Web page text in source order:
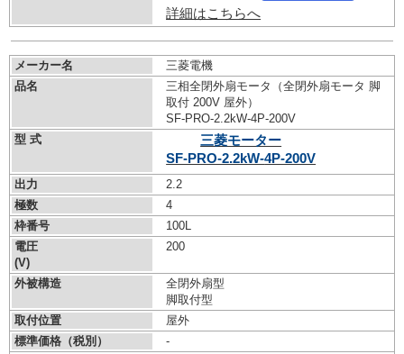
詳細はこちらへ
メーカー名
三菱電機
品名
三相全閉外扇モータ（全閉外扇モータ 脚
取付 200V 屋外）
SF-PRO-2.2kW-4P-200V
型 式
三菱モーター
SF-PRO-2.2kW-4P-200V
出力
2.2
極数
4
枠番号
100L
電圧
(V)
200
外被構造
全閉外扇型
脚取付型
取付位置
屋外
標準価格（税別）
-